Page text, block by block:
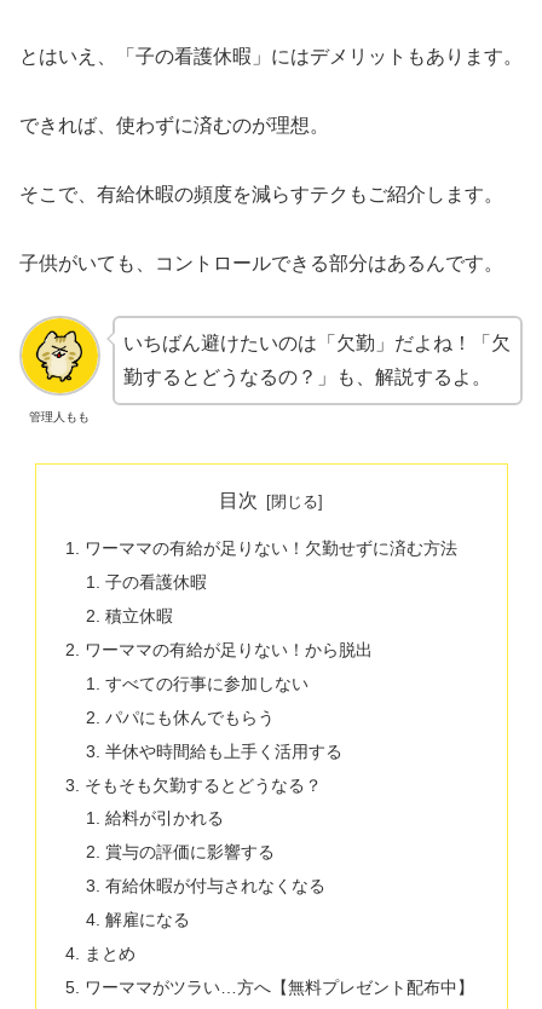
とはいえ、「子の看護休暇」にはデメリットもあります。
できれば、使わずに済むのが理想。
そこで、有給休暇の頻度を減らすテクもご紹介します。
子供がいても、コントロールできる部分はあるんです。
管理人もも
いちばん避けたいのは「欠勤」だよね！「欠
勤するとどうなるの？」も、解説するよ。
目次
ワーママの有給が足りない！欠勤せずに済む方法
子の看護休暇
積立休暇
ワーママの有給が足りない！から脱出
すべての行事に参加しない
パパにも休んでもらう
半休や時間給も上手く活用する
そもそも欠勤するとどうなる？
給料が引かれる
賞与の評価に影響する
有給休暇が付与されなくなる
解雇になる
まとめ
ワーママがツラい…方へ【無料プレゼント配布中】